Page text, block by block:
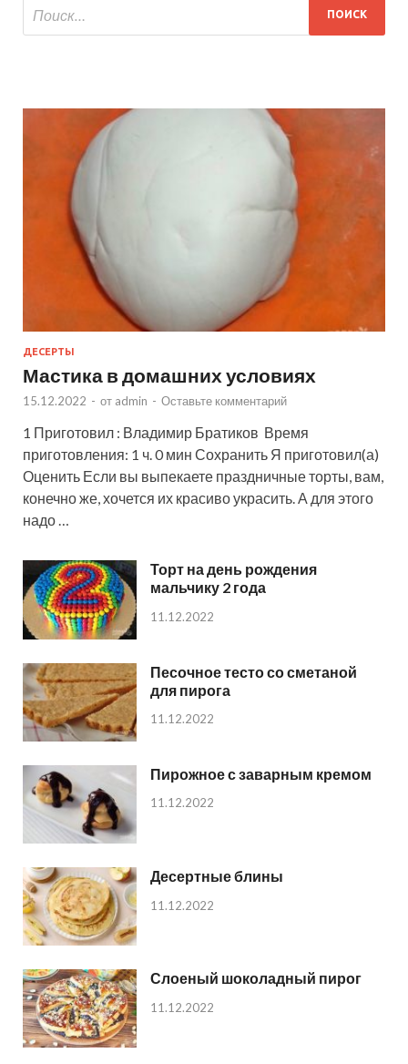
ДЕСЕРТЫ
Мастика в домашних условиях
15.12.2022 - от admin - Оставьте комментарий
1 Приготовил : Владимир Братиков Время
приготовления: 1 ч. 0 мин Сохранить Я приготовил(а)
Оценить Если вы выпекаете праздничные торты, вам,
конечно же, хочется их красиво украсить. А для этого
надо …
Торт на день рождения
мальчику 2 года
11.12.2022
Песочное тесто со сметаной
для пирога
11.12.2022
Пирожное с заварным кремом
11.12.2022
Десертные блины
11.12.2022
Слоеный шоколадный пирог
11.12.2022